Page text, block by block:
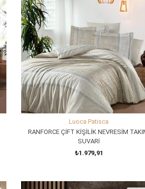
Luoca Patisca
RANFORCE ÇİFT KİŞİLİK NEVRESİM
SUVARİ
₺1.979,91